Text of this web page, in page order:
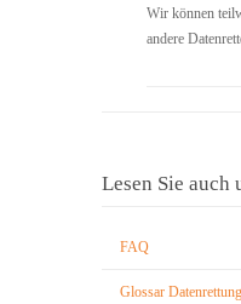
Wir können
andere
Lesen Sie auch
FAQ
Glossar